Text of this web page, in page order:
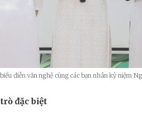
diễn văn nghệ cùng các bạn nhân kỷ niệm
đặc biệt